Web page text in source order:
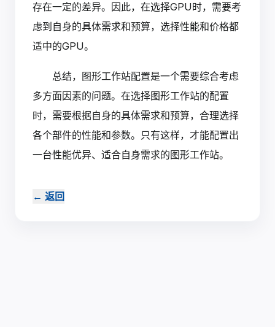
存在一定的差异。因此，在选择GPU时，需要考
虑到自身的具体需求和预算，选择性能和价格都
适中的GPU。
总结，图形工作站配置是一个需要综合考虑
多方面因素的问题。在选择图形工作站的配置
时，需要根据自身的具体需求和预算，合理选择
各个部件的性能和参数。只有这样，才能配置出
一台性能优异、适合自身需求的图形工作站。‍
← 返回